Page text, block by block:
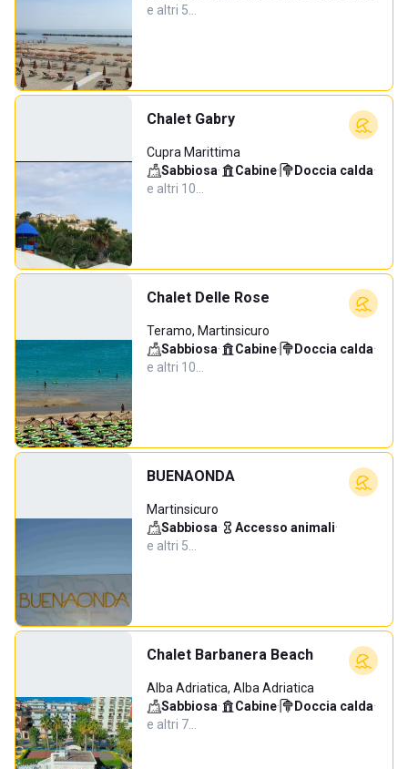
e altri 5…
Chalet Gabry
Cupra Marittima
Sabbiosa· Cabine· Doccia calda·
e altri 10…
Chalet Delle Rose
Teramo, Martinsicuro
Sabbiosa· Cabine· Doccia calda·
e altri 10…
BUENAONDA
Martinsicuro
Sabbiosa· Accesso animali·
e altri 5…
Chalet Barbanera Beach
Alba Adriatica, Alba Adriatica
Sabbiosa· Cabine· Doccia calda·
e altri 7…